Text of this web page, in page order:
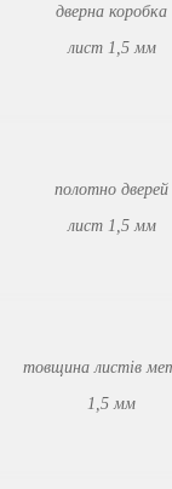
дверна коробка
лист 1,5 мм
полотно дверей
лист 1,5 мм
товщина листів
1,5 мм